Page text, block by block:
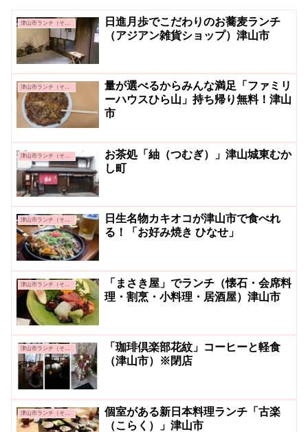
津山市ランチ（その他）
日進月歩でこだわりのお蕎麦ランチ
（アジアン雑貨ショップ）津山市
津山市ランチ（その他）
量が選べるからみんな満足「ファミリ
ーハウスひら山」持ち帰り無料！津山
市
津山市ランチ（その他）
お茶処「紬（つむぎ）」津山城東むか
し町
津山市ランチ（その他）
日生名物カキオコが津山市で食べれ
る！「お好み焼き ひなせ」
「まさき屋」でランチ（懐石・会席料
理・割烹・小料理・居酒屋）津山市
津山市ランチ（その他）
「珈琲倶楽部花紋」コーヒーと軽食
（津山市）※閉店
個室がある新日本料理ランチ「古楽
（こらく）」津山市